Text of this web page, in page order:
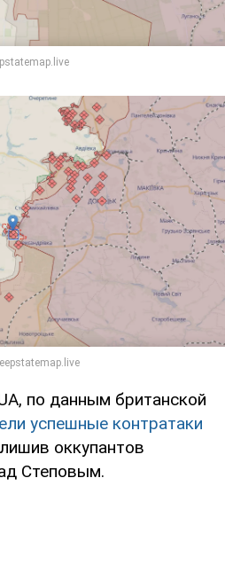
по данным британской
успешные контратаки
оккупантов
Степовым.